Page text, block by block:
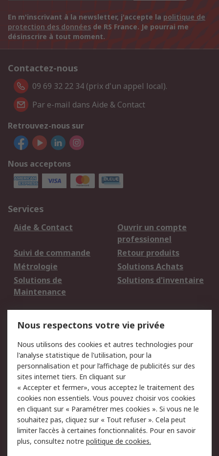
En m'inscrivant à la newsletter, j'accepte la politique de
protection des données de RS France. Je pourrai me
désinscrire à tout moment.
Contactez-nous
09 69 32 22 34 (prix d'un appel local).
Par e-mail dans Aide & Contact
Retrouvez-nous sur
Nous acceptons
Services
Aide & Contact
Ouvrir un compte
professionnel
Suivi de commande
Retour produits
Métrologie
Solutions Achats
Solutions de
Maintenance
Solutions d'inventaire
du site
Politique de protection
des données - Mise à
jour
Sécurité des E-mails
Conditions générales
de vente
Politique anti-
corruption
Campagnes marketing
A propos de RS
Nous respectons votre vie privée
Nous utilisons des cookies et autres technologies pour
l'analyse statistique de l'utilisation, pour la
personnalisation et pour l’affichage de publicités sur des
sites internet tiers. En cliquant sur
« Accepter et fermer», vous acceptez le traitement des
cookies non essentiels. Vous pouvez choisir vos cookies
en cliquant sur « Paramétrer mes cookies ». Si vous ne le
souhaitez pas, cliquez sur « Tout refuser ». Cela peut
limiter l’accès à certaines fonctionnalités. Pour en savoir
plus, consultez notre politique de cookies.